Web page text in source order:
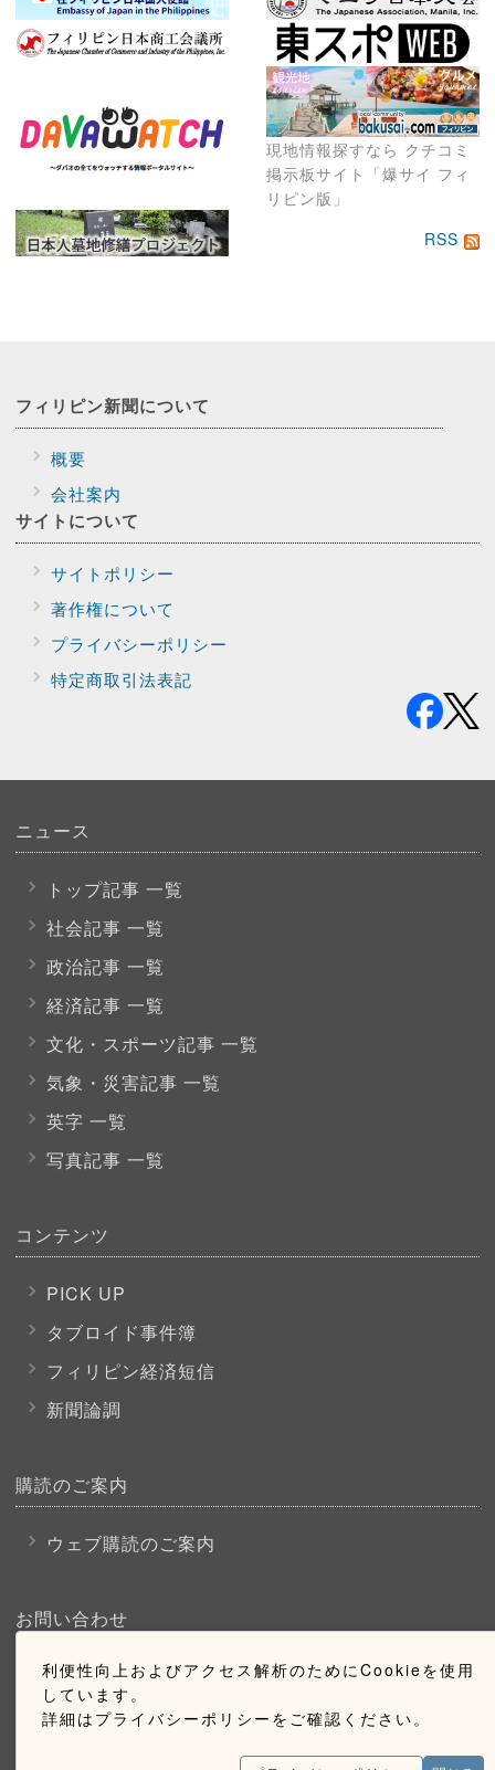
現地情報探すなら クチコミ
掲示板サイト「爆サイ フィ
リピン版」
RSS
利便性向上およびアクセス解析のためにCookieを使用
しています。
詳細はプライバシーポリシーをご確認ください。
フィリピン新聞について
概要
会社案内
サイトについて
サイトポリシー
著作権について
プライバシーポリシー
特定商取引法表記
ニュース
トップ記事 一覧
社会記事 一覧
政治記事 一覧
経済記事 一覧
文化・スポーツ記事 一覧
気象・災害記事 一覧
英字 一覧
写真記事 一覧
コンテンツ
PICK UP
タブロイド事件簿
フィリピン経済短信
新聞論調
購読のご案内
ウェブ購読のご案内
お問い合わせ
採用情報
お問い合わせ